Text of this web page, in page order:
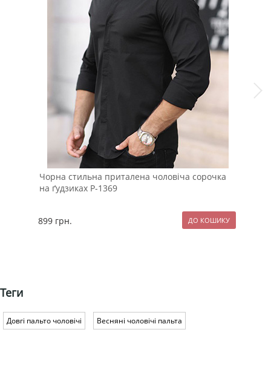
Чорна стильна приталена чоловіча сорочка
на ґудзиках Р-1369
899 грн.
Теги
Довгі пальто чоловічі Весняні чоловічі пальта